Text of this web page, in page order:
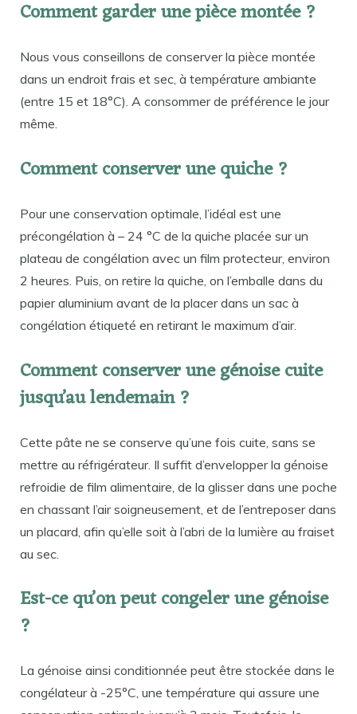
Comment garder une pièce montée ?
Nous vous conseillons de conserver la pièce montée
dans un endroit frais et sec, à température ambiante
(entre 15 et 18°C). A consommer de préférence le jour
même.
Comment conserver une quiche ?
Pour une conservation optimale, l’idéal est une
précongélation à – 24 °C de la quiche placée sur un
plateau de congélation avec un film protecteur, environ
2 heures. Puis, on retire la quiche, on l’emballe dans du
papier aluminium avant de la placer dans un sac à
congélation étiqueté en retirant le maximum d’air.
Comment conserver une génoise cuite
jusqu’au lendemain ?
Cette pâte ne se conserve qu’une fois cuite, sans se
mettre au réfrigérateur. Il suffit d’envelopper la génoise
refroidie de film alimentaire, de la glisser dans une poche
en chassant l’air soigneusement, et de l’entreposer dans
un placard, afin qu’elle soit à l’abri de la lumière au fraiset
au sec.
Est-ce qu’on peut congeler une génoise
?
La génoise ainsi conditionnée peut être stockée dans le
congélateur à -25°C, une température qui assure une